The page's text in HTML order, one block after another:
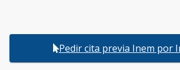
Pedir cita previa Inem por